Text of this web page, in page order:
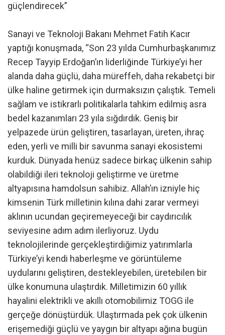
güçlendirecek”
Sanayi ve Teknoloji Bakanı Mehmet Fatih Kacır
yaptığı konuşmada, “Son 23 yılda Cumhurbaşkanımız
Recep Tayyip Erdoğan’ın liderliğinde Türkiye’yi her
alanda daha güçlü, daha müreffeh, daha rekabetçi bir
ülke haline getirmek için durmaksızın çalıştık. Temeli
sağlam ve istikrarlı politikalarla tahkim edilmiş asra
bedel kazanımları 23 yıla sığdırdık. Geniş bir
yelpazede ürün geliştiren, tasarlayan, üreten, ihraç
eden, yerli ve milli bir savunma sanayi ekosistemi
kurduk. Dünyada henüz sadece birkaç ülkenin sahip
olabildiği ileri teknoloji geliştirme ve üretme
altyapısına hamdolsun sahibiz. Allah’ın izniyle hiç
kimsenin Türk milletinin kılına dahi zarar vermeyi
aklının ucundan geçiremeyeceği bir caydırıcılık
seviyesine adım adım ilerliyoruz. Uydu
teknolojilerinde gerçekleştirdiğimiz yatırımlarla
Türkiye’yi kendi haberleşme ve görüntüleme
uydularını geliştiren, destekleyebilen, üretebilen bir
ülke konumuna ulaştırdık. Milletimizin 60 yıllık
hayalini elektrikli ve akıllı otomobilimiz TOGG ile
gerçeğe dönüştürdük. Ulaştırmada pek çok ülkenin
erişemediği güçlü ve yaygın bir altyapı ağına bugün